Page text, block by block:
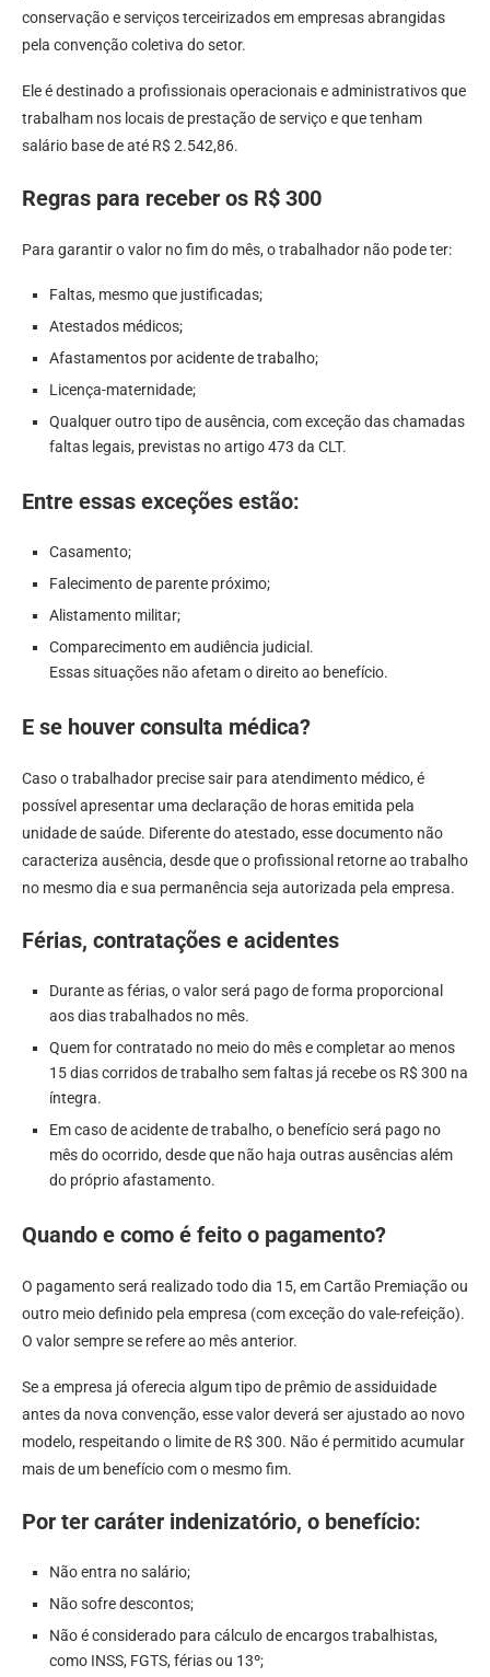
conservação e serviços terceirizados em empresas abrangidas
pela convenção coletiva do setor.
Ele é destinado a profissionais operacionais e administrativos que
trabalham nos locais de prestação de serviço e que tenham
salário base de até R$ 2.542,86.
Regras para receber os R$ 300
Para garantir o valor no fim do mês, o trabalhador não pode ter:
Faltas, mesmo que justificadas;
Atestados médicos;
Afastamentos por acidente de trabalho;
Licença-maternidade;
Qualquer outro tipo de ausência, com exceção das chamadas
faltas legais, previstas no artigo 473 da CLT.
Entre essas exceções estão:
Casamento;
Falecimento de parente próximo;
Alistamento militar;
Comparecimento em audiência judicial.
Essas situações não afetam o direito ao benefício.
E se houver consulta médica?
Caso o trabalhador precise sair para atendimento médico, é
possível apresentar uma declaração de horas emitida pela
unidade de saúde. Diferente do atestado, esse documento não
caracteriza ausência, desde que o profissional retorne ao trabalho
no mesmo dia e sua permanência seja autorizada pela empresa.
Férias, contratações e acidentes
Durante as férias, o valor será pago de forma proporcional
aos dias trabalhados no mês.
Quem for contratado no meio do mês e completar ao menos
15 dias corridos de trabalho sem faltas já recebe os R$ 300 na
íntegra.
Em caso de acidente de trabalho, o benefício será pago no
mês do ocorrido, desde que não haja outras ausências além
do próprio afastamento.
Quando e como é feito o pagamento?
O pagamento será realizado todo dia 15, em Cartão Premiação ou
outro meio definido pela empresa (com exceção do vale-refeição).
O valor sempre se refere ao mês anterior.
Se a empresa já oferecia algum tipo de prêmio de assiduidade
antes da nova convenção, esse valor deverá ser ajustado ao novo
modelo, respeitando o limite de R$ 300. Não é permitido acumular
mais de um benefício com o mesmo fim.
Por ter caráter indenizatório, o benefício:
Não entra no salário;
Não sofre descontos;
Não é considerado para cálculo de encargos trabalhistas,
como INSS, FGTS, férias ou 13º;